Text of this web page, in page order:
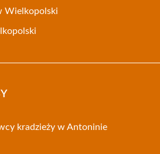
Wielkopolski
kradzieży w Antoninie